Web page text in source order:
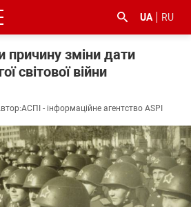
UA RU
причину зміни дати
світової війни
АСПІ - інформаційне агентство ASPI
#Київ #коронавірус